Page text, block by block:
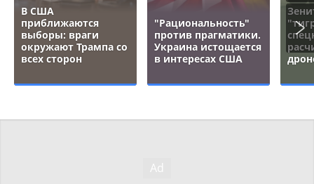
В США
приближаются
выборы: враги
окружают Трампа со
всех сторон
"Рациональность"
против прагматики.
Украина истощается
в интересах США